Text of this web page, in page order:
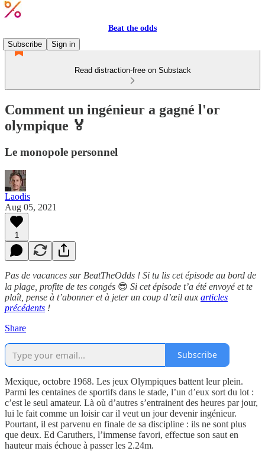
Beat the odds
Subscribe
Sign in
Read distraction-free on Substack
Comment un ingénieur a gagné l'or
olympique 🏅
Le monopole personnel
Laodis
Aug 05, 2021
1
Pas de vacances sur BeatTheOdds ! Si tu lis cet épisode au bord de
la plage, profite de tes congés 😎 Si cet épisode t’a été envoyé et te
plaît, pense à t’abonner et à jeter un coup d’œil aux articles
précédents !
Share
Subscribe
Mexique, octobre 1968. Les jeux Olympiques battent leur plein.
Parmi les centaines de sportifs dans le stade, l’un d’eux sort du lot :
c’est le seul amateur. Là où d’autres s’entrainent des heures par jour,
lui le fait comme un loisir car il veut un jour devenir ingénieur.
Pourtant, il est parvenu en finale de sa discipline : ils ne sont plus
que deux. Ed Caruthers, l’immense favori, effectue son saut en
hauteur mais échoue à passer les 2.24m.